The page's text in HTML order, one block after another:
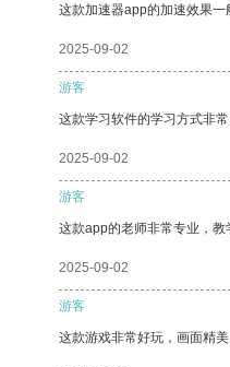
这款加速器app的加速效果一
2025-09-02
游客
这款学习软件的学习方式非
2025-09-02
游客
这款app的老师非常专业，教
2025-09-02
游客
这款游戏非常好玩，画面精